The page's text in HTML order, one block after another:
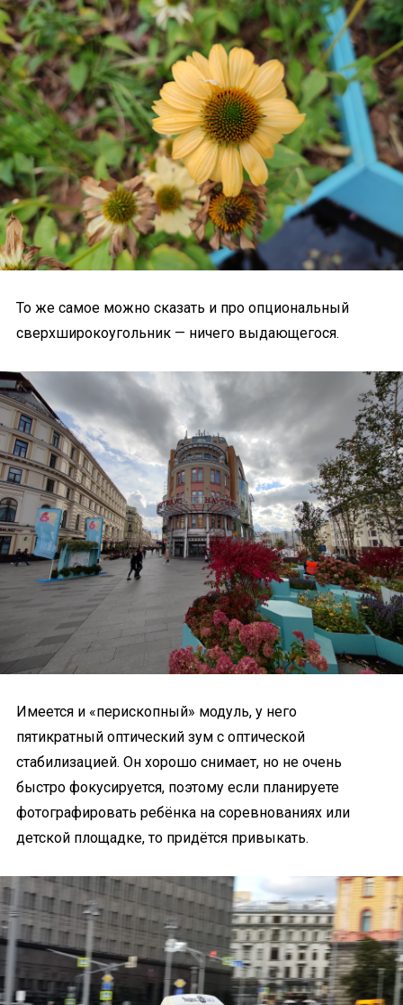
То же самое можно сказать и про опциональный
сверхширокоугольник — ничего выдающегося.
Имеется и «перископный» модуль, у него
пятикратный оптический зум с оптической
стабилизацией. Он хорошо снимает, но не очень
быстро фокусируется, поэтому если планируете
фотографировать ребёнка на соревнованиях или
детской площадке, то придётся привыкать.